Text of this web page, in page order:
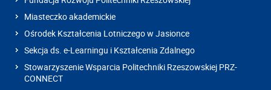
Miasteczko akademickie
Ośrodek Kształcenia Lotniczego w Jasionce
Sekcja ds. e-Learningu i Kształcenia Zdalnego
Stowarzyszenie Wsparcia Politechniki Rzeszowskiej PRZ-
CONNECT